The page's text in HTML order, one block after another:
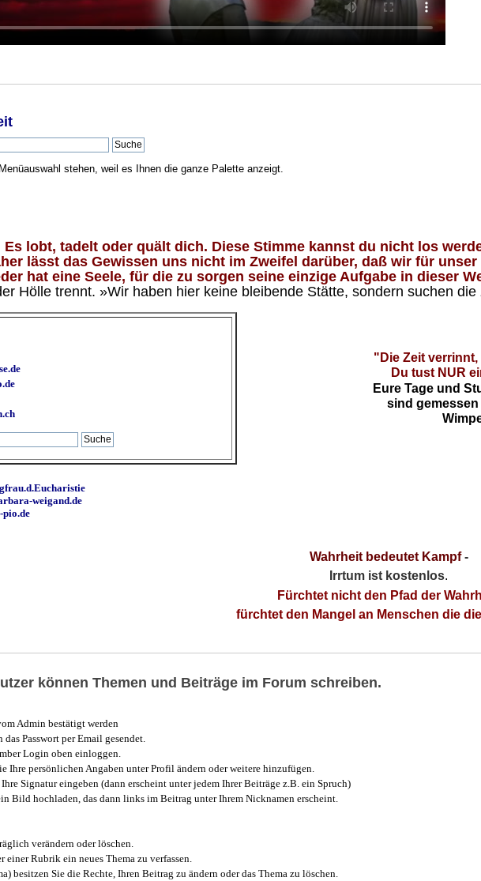
stehen, weil es Ihnen die ganze Palette anzeigt.
lobt, tadelt oder quält dich. Diese Stimme kannst du nicht los
lässt das Gewissen uns nicht im Zweifel darüber, daß wir für
hat eine Seele, für die zu sorgen seine einzige Aufgabe in dieser
Hölle trennt. »Wir haben hier keine bleibende Stätte, sondern suchen
"Die Zeit
Du tust NUR
Eure Tage und
sind
weigand.de
pio.de
Wahrheit bedeutet Kampf-
Irrtum ist kostenlos.
Fürchtet nicht den Pfad der
fürchtet den Mangel an Menschen die
können Themen und Beiträge im Forum schreiben.
Admin bestätigt werden
Passwort per Email gesendet.
Login oben einloggen.
Ihre persönlichen Angaben unter Profil ändern oder weitere hinzufügen.
Signatur eingeben (dann erscheint unter jedem Ihrer Beiträge z.B. ein Spruch)
Bild hochladen, das dann links im Beitrag unter Ihrem Nicknamen erscheint.
verändern oder löschen.
Rubrik ein neues Thema zu verfassen.
besitzen Sie die Rechte, Ihren Beitrag zu ändern oder das Thema zu löschen.